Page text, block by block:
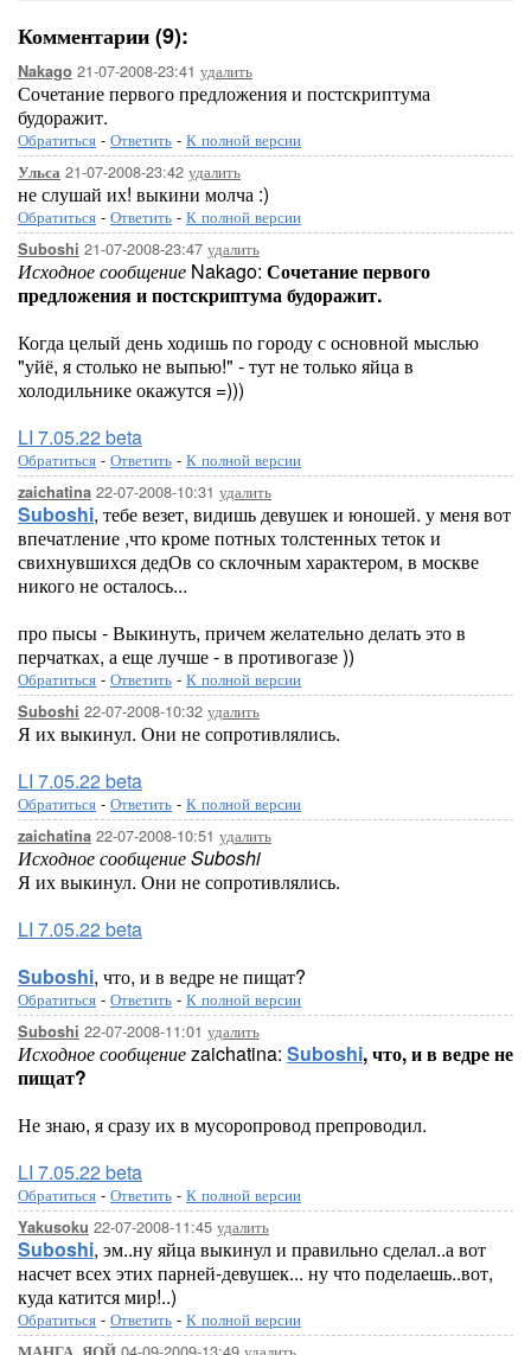
Комментарии (9):
Nakago 21-07-2008-23:41 удалить
Сочетание первого предложения и постскриптума
будоражит.
Обратиться - Ответить - К полной версии
Ульса 21-07-2008-23:42 удалить
не слушай их! выкини молча :)
Обратиться - Ответить - К полной версии
Suboshi 21-07-2008-23:47 удалить
Исходное сообщение Nakago: Сочетание первого
предложения и постскриптума будоражит.
Когда целый день ходишь по городу с основной мыслью
"уйё, я столько не выпью!" - тут не только яйца в
холодильнике окажутся =)))
LI 7.05.22 beta
Обратиться - Ответить - К полной версии
zaichatina 22-07-2008-10:31 удалить
Suboshi, тебе везет, видишь девушек и юношей. у меня вот
впечатление ,что кроме потных толстенных теток и
свихнувшихся дедОв со склочным характером, в москве
никого не осталось...
про пысы - Выкинуть, причем желательно делать это в
перчатках, а еще лучше - в противогазе ))
Обратиться - Ответить - К полной версии
Suboshi 22-07-2008-10:32 удалить
Я их выкинул. Они не сопротивлялись.
LI 7.05.22 beta
Обратиться - Ответить - К полной версии
zaichatina 22-07-2008-10:51 удалить
Исходное сообщение Suboshi
Я их выкинул. Они не сопротивлялись.
LI 7.05.22 beta
Suboshi, что, и в ведре не пищат?
Обратиться - Ответить - К полной версии
Suboshi 22-07-2008-11:01 удалить
Исходное сообщениеzaichatina: Suboshi, что, и в ведре не
пищат?
Не знаю, я сразу их в мусоропровод препроводил.
LI 7.05.22 beta
Обратиться - Ответить - К полной версии
Yakusoku 22-07-2008-11:45 удалить
Suboshi, эм..ну яйца выкинул и правильно сделал..а вот
насчет всех этих парней-девушек... ну что поделаешь..вот,
куда катится мир!..)
Обратиться - Ответить - К полной версии